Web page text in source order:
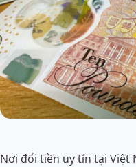
Nơi đổi tiền uy tín tại Việt